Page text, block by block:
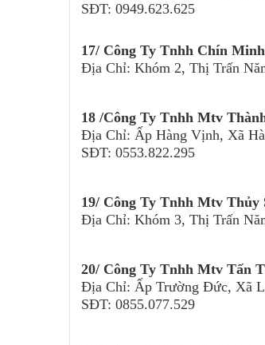
SĐT: 0949.623.625
17/ Công Ty Tnhh Chín
Địa Chỉ: Khóm 2, Thị Trấn
18 /Công Ty Tnhh Mtv
Địa Chỉ: Ấp Hàng Vịnh, Xã
SĐT: 0553.822.295
19/ Công Ty Tnhh Mtv
Địa Chỉ: Khóm 3, Thị Trấn
20/ Công Ty Tnhh Mtv Tấn
Địa Chỉ: Ấp Trường Đức, Xã
SĐT: 0855.077.529